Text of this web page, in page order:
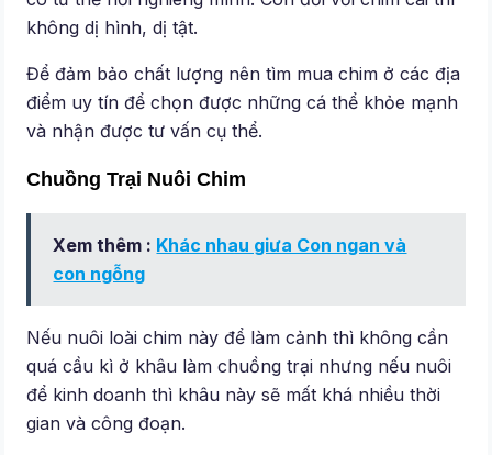
không dị hình, dị tật.
Để đảm bảo chất lượng nên tìm mua chim ở các địa
điểm uy tín để chọn được những cá thể khỏe mạnh
và nhận được tư vấn cụ thể.
Chuồng Trại Nuôi Chim
Xem thêm : Khác nhau giưa Con ngan và
con ngỗng
Nếu nuôi loài chim này để làm cảnh thì không cần
quá cầu kì ở khâu làm chuồng trại nhưng nếu nuôi
để kinh doanh thì khâu này sẽ mất khá nhiều thời
gian và công đoạn.